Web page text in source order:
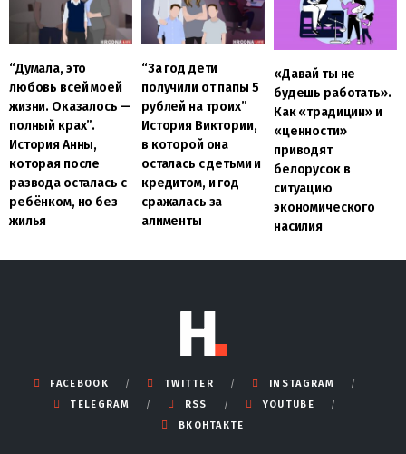
“Думала, это
любовь всей моей
жизни. Оказалось —
полный крах”.
История Анны,
которая после
развода осталась с
ребёнком, но без
жилья
“За год дети
получили от папы 5
рублей на троих”
История Виктории,
в которой она
осталась с детьми и
кредитом, и год
сражалась за
алименты
«Давай ты не
будешь работать».
Как «традиции» и
«ценности»
приводят
белорусок в
ситуацию
экономического
насилия
FACEBOOK TWITTER
INSTAGRAM
TELEGRAM
RSS
YOUTUBE
ВКОНТАКТЕ